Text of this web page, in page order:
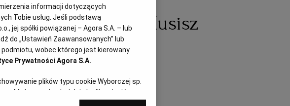
Spaghetti? Musisz
informacji dotyczących
Tobie usług. Jeśli podstawą
jej spółki powiązanej – Agora S.A. – lub
do „Ustawień Zaawansowanych” lub
wobec którego jest kierowany.
Prywatności Agora S.A.
plików typu cookie Wyborczej sp.
Możesz też w każdej chwili zmienić
Twoimi preferencjami dot.